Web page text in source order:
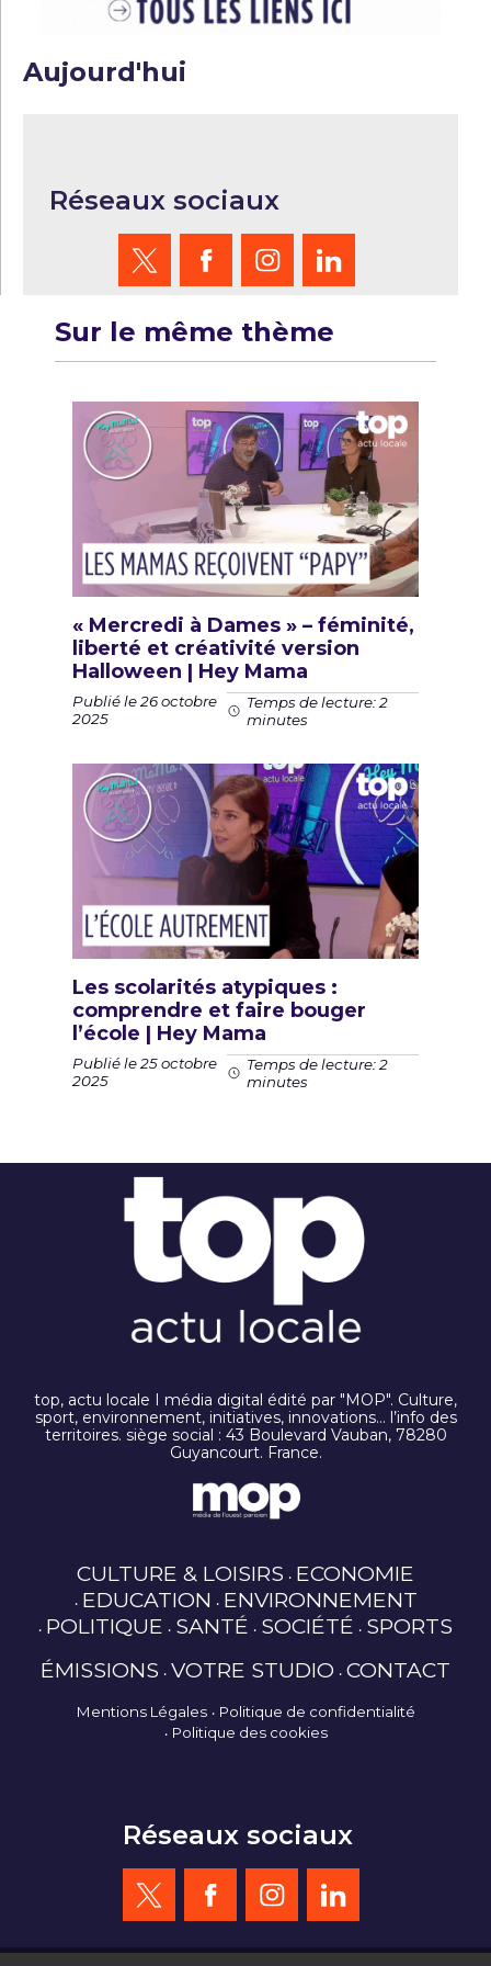
Aujourd'hui
Réseaux sociaux
Sur le même thème
« Mercredi à Dames » – féminité,
liberté et créativité version
Halloween | Hey Mama
Publié le 26 octobre
2025
Temps de lecture: 2
minutes
Les scolarités atypiques :
comprendre et faire bouger
l’école | Hey Mama
Publié le 25 octobre
2025
Temps de lecture: 2
minutes
top, actu locale I média digital édité par "MOP". Culture,
sport, environnement, initiatives, innovations… l’info des
territoires. siège social : 43 Boulevard Vauban, 78280
Guyancourt. France.
CULTURE & LOISIRS ECONOMIE
EDUCATION ENVIRONNEMENT
POLITIQUE SANTÉ SOCIÉTÉ SPORTS
ÉMISSIONS VOTRE STUDIO CONTACT
Mentions Légales
Politique de confidentialité
Politique des cookies
Réseaux sociaux